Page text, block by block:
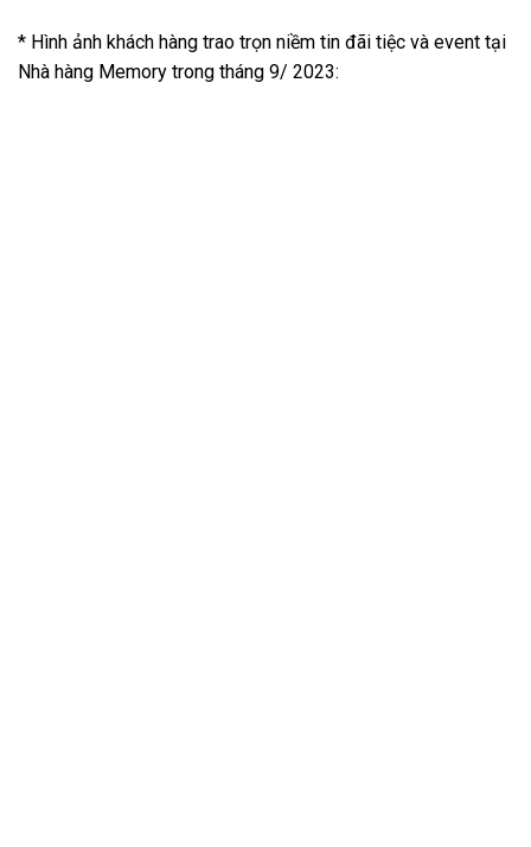
* Hình ảnh khách hàng trao trọn niềm tin đãi tiệc và event tại
Nhà hàng Memory trong tháng 9/ 2023: